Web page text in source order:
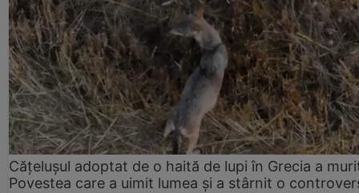
Cățelușul adoptat de o haită de lupi în Grecia a
Povestea care a uimit lumea și a stârnit o